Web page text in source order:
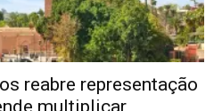
reabre representação